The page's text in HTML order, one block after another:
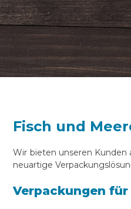
Fisch und
Wir bieten unseren
neuartige
Verpackungen